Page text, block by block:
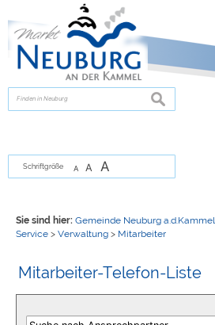
zur Navigationoder
suchen
Schriftgröße A A A
Sie sind hier: Gemeinde Neuburg a.d.Kammel
Service> Verwaltung> Mitarbeiter
Mitarbeiter-Telefon-Liste